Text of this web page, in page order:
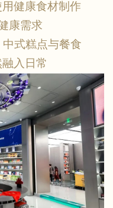
健康食材制作
康需求
式糕点与餐食
入日常